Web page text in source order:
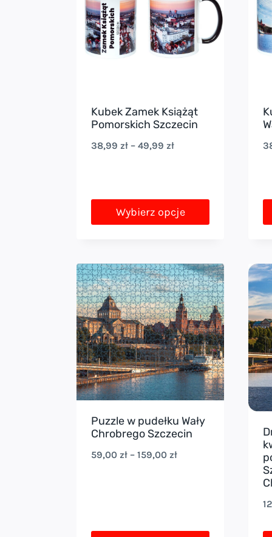
Kubek Zamek Książąt
Pomorskich Szczecin
38,99 zł – 49,99 złZakres
38,99 zł
do
Wybierz opcje
ma
wiele
wariantów.
Opcje
można
wybrać
na
produktu
Puzzle w pudełku Wały
Chrobrego Szczecin
59,00 zł – 159,00 złZakres
do